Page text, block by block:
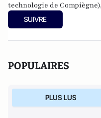
technologie de
travaux de recherche au
Elle a été présidente de
SUIVRE
POPULAIRES
PLUS LUS